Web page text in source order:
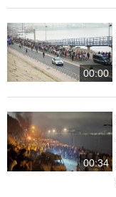
00:00
00:34